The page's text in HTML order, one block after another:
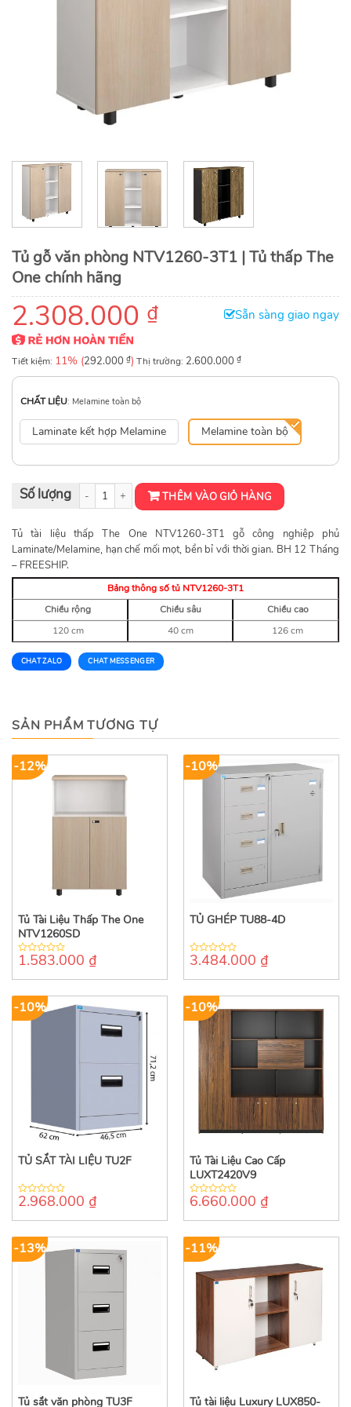
Tủ gỗ văn phòng NTV1260-3T1 | Tủ thấp The
One chính hãng
2.308.000 ₫ Sẵn sàng giao ngay
Tiết kiệm: 11% (292.000 ₫) Thị trường: 2.600.000 ₫
CHẤT LIỆU: Melamine toàn bộ
Laminate kết hợp Melamine Melamine toàn bộ
Tủ gỗ văn phòng NTV1260-3T1 số lượngTHÊM VÀO GIỎ HÀNG
Tủ tài liệu thấp The One NTV1260-3T1 gỗ công nghiệp phủ
Laminate/Melamine, hạn chế mối mọt, bền bỉ với thời gian. BH 12 Tháng
– FREESHIP.
Bảng thông số tủ NTV1260-3T1
Chiều rộng
Chiều sâu
Chiều cao
120 cm
40 cm 126 cm
CHAT ZALO CHAT MESSENGER
SẢN PHẨM TƯƠNG TỰ
-12%
Tủ Tài Liệu Thấp The One
NTV1260SD
0
of
1.583.000 ₫
-10%
TỦ GHÉP TU88-4D
0
of
3.484.000 ₫
-10%
TỦ SẮT TÀI LIỆU TU2F
0
of
2.968.000 ₫
-10%
Tủ Tài Liệu Cao Cấp
LUXT2420V9
0
of
6.660.000 ₫
-13%
Tủ sắt văn phòng TU3F
-11%
Tủ tài liệu Luxury LUX850-